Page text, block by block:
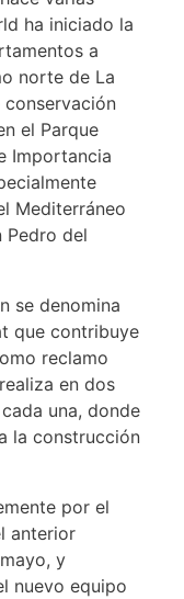
ha iniciado la
a
norte de La
conservación
el Parque
Importancia
Mediterráneo
Pedro del
se denomina
que contribuye
reclamo
en dos
una, donde
la construcción
por el
anterior
y
nuevo equipo